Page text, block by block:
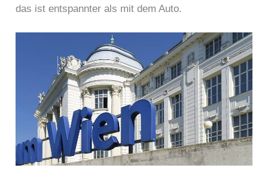
das ist entspannter als mit dem Auto.